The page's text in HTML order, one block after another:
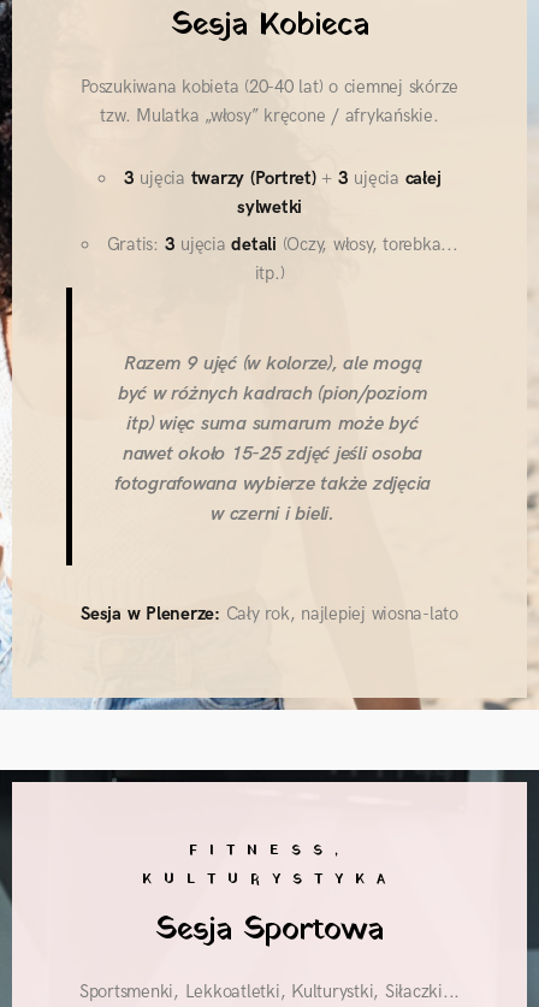
Sesja Kobieca
Poszukiwana kobieta (20-40 lat) o ciemnej skórze
tzw. Mulatka „włosy” kręcone / afrykańskie.
3 ujęcia twarzy (Portret) + 3 ujęcia całej
sylwetki
Gratis: 3 ujęciadetali (Oczy, włosy, torebka...
itp.)
Razem 9 ujęć (w kolorze), ale mogą
być w różnych kadrach (pion/poziom
itp) więc suma sumarum może być
nawet około 15-25 zdjęć jeśli osoba
fotografowana wybierze także zdjęcia
w czerni i bieli.
Sesja w Plenerze: Cały rok, najlepiej wiosna-lato
FITNESS,
KULTURYSTYKA
Sesja Sportowa
Sportsmenki, Lekkoatletki, Kulturystki, Siłaczki...